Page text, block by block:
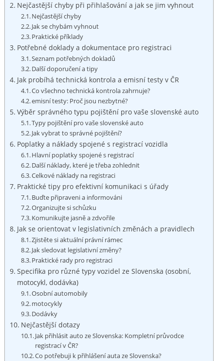
Nejčastější⁤ chyby při přihlašování a jak se⁤ jim vyhnout
Nejčastější chyby
Jak⁣ se ⁢chybám⁣ vyhnout
Praktické příklady
Potřebné doklady a​ dokumentace pro registraci
Seznam⁣ potřebných dokladů
Další doporučení a⁤ tipy
Jak ​probíhá technická kontrola⁤ a emisní⁣ testy⁣ v ČR
Co⁣ všechno technická kontrola zahrnuje?
emisní testy: ‍Proč jsou nezbytné?
Výběr ‍správného typu ‍pojištění ​pro‍ vaše​ slovenské auto
Typy pojištění pro ‌vaše slovenské auto
Jak vybrat to⁤ správné⁢ pojištění?
Poplatky a náklady spojené s registrací​ vozidla
Hlavní ⁣poplatky ⁤spojené‌ s registrací
Další náklady, které je třeba zohlednit
Celkové⁤ náklady⁤ na registraci
Praktické⁢ tipy ​pro efektivní‍ komunikaci s úřady
Buďte připraveni a informováni
Organizujte si schůzku
Komunikujte ​jasně a ⁤zdvořile
Jak se⁤ orientovat v legislativních změnách a pravidlech
Zjistěte si aktuální právní ‌rámec
Jak ⁣sledovat legislativní změny?
Praktické ⁢rady ⁤pro registraci
Specifika pro různé typy vozidel ze Slovenska‌ (osobní,
motocykl, dodávka)
Osobní automobily
motocykly
Dodávky
Nejčastější dotazy
Jak přihlásit auto⁣ ze Slovenska: Kompletní průvodce
registrací⁢ v ČR?
Co potřebuji k přihlášení ‍auta ze Slovenska?